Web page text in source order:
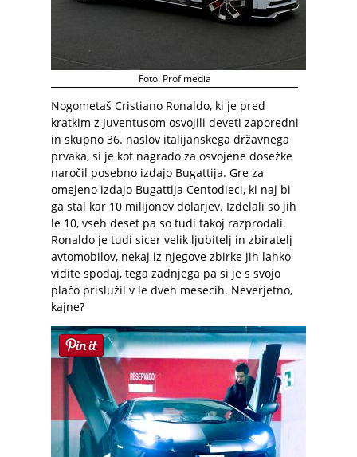
Foto: Profimedia
Nogometaš Cristiano Ronaldo, ki je pred
kratkim z Juventusom osvojili deveti zaporedni
in skupno 36. naslov italijanskega državnega
prvaka, si je kot nagrado za osvojene dosežke
naročil posebno izdajo Bugattija. Gre za
omejeno izdajo Bugattija Centodieci, ki naj bi
ga stal kar 10 milijonov dolarjev. Izdelali so jih
le 10, vseh deset pa so tudi takoj razprodali.
Ronaldo je tudi sicer velik ljubitelj in zbiratelj
avtomobilov, nekaj iz njegove zbirke jih lahko
vidite spodaj, tega zadnjega pa si je s svojo
plačo prislužil v le dveh mesecih. Neverjetno,
kajne?